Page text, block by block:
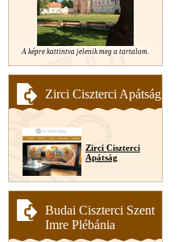
A képre kattintva jelenik meg a tartalom.
Zirci Ciszterci Apátság
Zirci Ciszterci
Apátság
Budai Ciszterci Szent
Imre Plébánia